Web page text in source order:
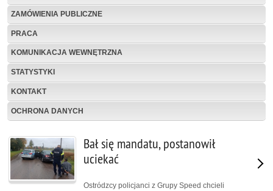
ZAMÓWIENIA PUBLICZNE
PRACA
KOMUNIKACJA WEWNĘTRZNA
STATYSTYKI
KONTAKT
OCHRONA DANYCH
Bał się mandatu, postanowił
uciekać
Ostródzcy policjanci z Grupy Speed chcieli